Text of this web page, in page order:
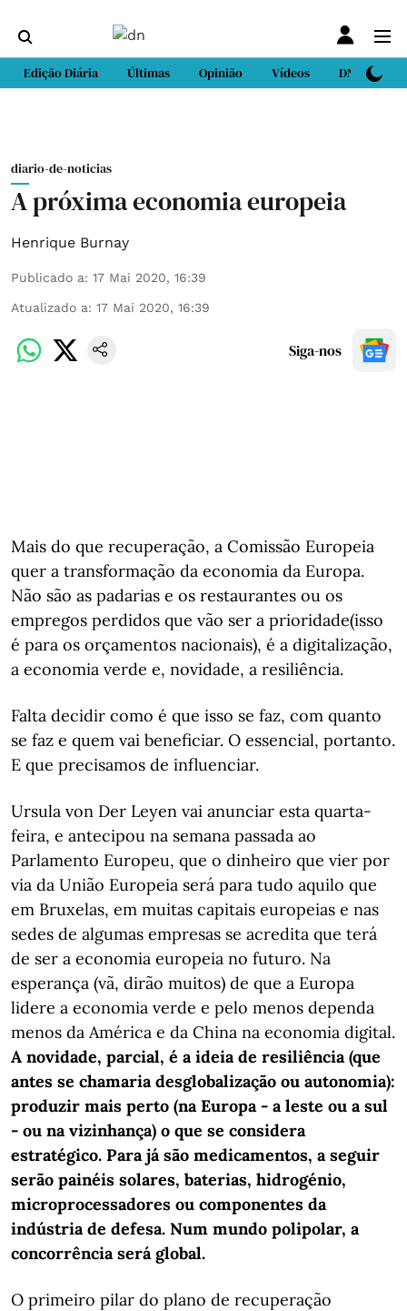
Edição Diária Últimas Opinião Vídeos DN Sport
diario-de-noticias
A próxima economia europeia
Henrique Burnay
Publicado a: 17 Mai 2020, 16:39
Atualizado a: 17 Mai 2020, 16:39
Siga-nos
Mais do que recuperação, a Comissão Europeia
quer a transformação da economia da Europa.
Não são as padarias e os restaurantes ou os
empregos perdidos que vão ser a prioridade(isso
é para os orçamentos nacionais), é a digitalização,
a economia verde e, novidade, a resiliência.
Falta decidir como é que isso se faz, com quanto
se faz e quem vai beneficiar. O essencial, portanto.
E que precisamos de influenciar.
Ursula von Der Leyen vai anunciar esta quarta-
feira, e antecipou na semana passada ao
Parlamento Europeu, que o dinheiro que vier por
via da União Europeia será para tudo aquilo que
em Bruxelas, em muitas capitais europeias e nas
sedes de algumas empresas se acredita que terá
de ser a economia europeia no futuro. Na
esperança (vã, dirão muitos) de que a Europa
lidere a economia verde e pelo menos dependa
menos da América e da China na economia digital.
A novidade, parcial, é a ideia de resiliência (que
antes se chamaria desglobalização ou autonomia):
produzir mais perto (na Europa - a leste ou a sul
- ou na vizinhança) o que se considera
estratégico. Para já são medicamentos, a seguir
serão painéis solares, baterias, hidrogénio,
microprocessadores ou componentes da
indústria de defesa. Num mundo polipolar, a
concorrência será global.
O primeiro pilar do plano de recuperação